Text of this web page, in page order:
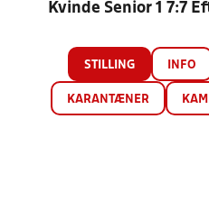
Kvinde Senior 1 7:7
STILLING INFO
KARANTÆNER